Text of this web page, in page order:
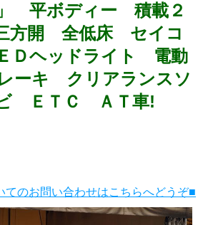
平ボディー 積載２
方開 全低床 セイコ
Ｄヘッドライト 電動
ーキ クリアランスソ
ＥＴＣ ＡＴ車!
てのお問い合わせはこちらへどうぞ■